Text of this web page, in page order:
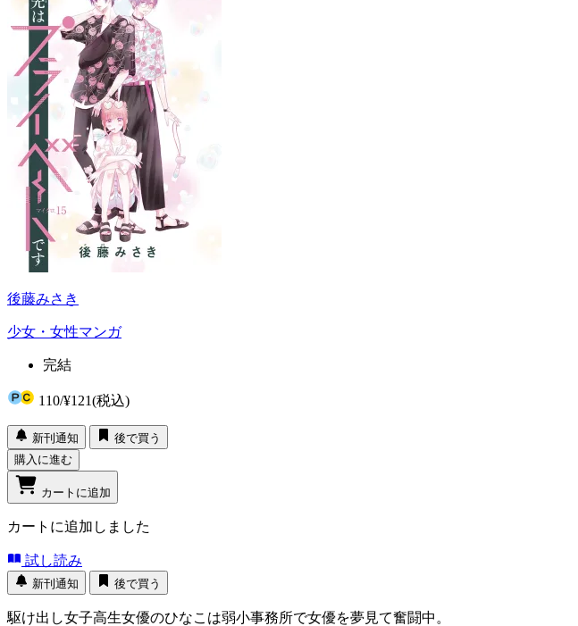
後藤みさき
少女・女性マンガ
完結
110/¥121(税込)
新刊通知
後で買う
購入に進む
カートに追加
カートに追加しました
試し読み
新刊通知 後で買う
駆け出し女子高生女優のひなこは弱小事務所で女優を夢見て奮闘中。